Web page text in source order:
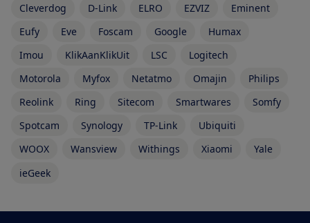
Cleverdog
D-Link ELRO EZVIZ
Eminent
Eufy
Eve Foscam Google
Humax
Imou
KlikAanKlikUit LSC
Logitech
Motorola
Myfox Netatmo Omajin
Philips
Reolink
Ring Sitecom Smartwares
Somfy
Spotcam
Synology TP-Link
Ubiquiti
WOOX
Wansview Withings Xiaomi
Yale
ieGeek